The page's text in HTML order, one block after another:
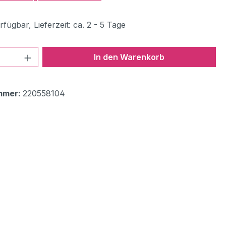
Lieferzeit: ca. 2 - 5 Tage
Anzahl: Gib den gewünschten Wert
In den Warenkorb
220558104